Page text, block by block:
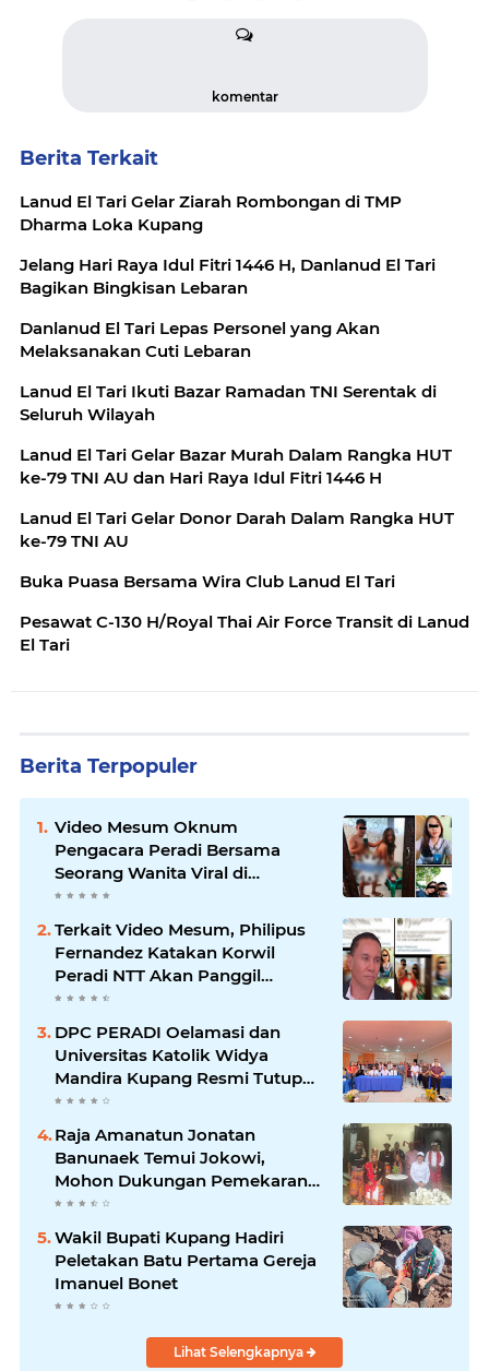
komentar
Berita Terkait
Lanud El Tari Gelar Ziarah Rombongan di TMP
Dharma Loka Kupang
Jelang Hari Raya Idul Fitri 1446 H, Danlanud El Tari
Bagikan Bingkisan Lebaran
Danlanud El Tari Lepas Personel yang Akan
Melaksanakan Cuti Lebaran
Lanud El Tari Ikuti Bazar Ramadan TNI Serentak di
Seluruh Wilayah
Lanud El Tari Gelar Bazar Murah Dalam Rangka HUT
ke-79 TNI AU dan Hari Raya Idul Fitri 1446 H
Lanud El Tari Gelar Donor Darah Dalam Rangka HUT
ke-79 TNI AU
Buka Puasa Bersama Wira Club Lanud El Tari
Pesawat C-130 H/Royal Thai Air Force Transit di Lanud
El Tari
Berita Terpopuler
Video Mesum Oknum
Pengacara Peradi Bersama
Seorang Wanita Viral di
Facebook
Terkait Video Mesum, Philipus
Fernandez Katakan Korwil
Peradi NTT Akan Panggil
Oknum Advokat
DPC PERADI Oelamasi dan
Universitas Katolik Widya
Mandira Kupang Resmi Tutup
PKPA Angkatan II
Raja Amanatun Jonatan
Banunaek Temui Jokowi,
Mohon Dukungan Pemekaran
Daerah Amanatun
Wakil Bupati Kupang Hadiri
Peletakan Batu Pertama Gereja
Imanuel Bonet
Lihat Selengkapnya